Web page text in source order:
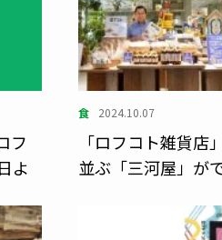
フ
よ
食 2024.10.07
「ロフコト雑貨
並ぶ「三河屋」が